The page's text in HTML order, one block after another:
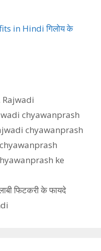
in Hindi गिलोय के
Rajwadi
chyawanprash
chyawanprash
ke
फिटकरी के फायदे